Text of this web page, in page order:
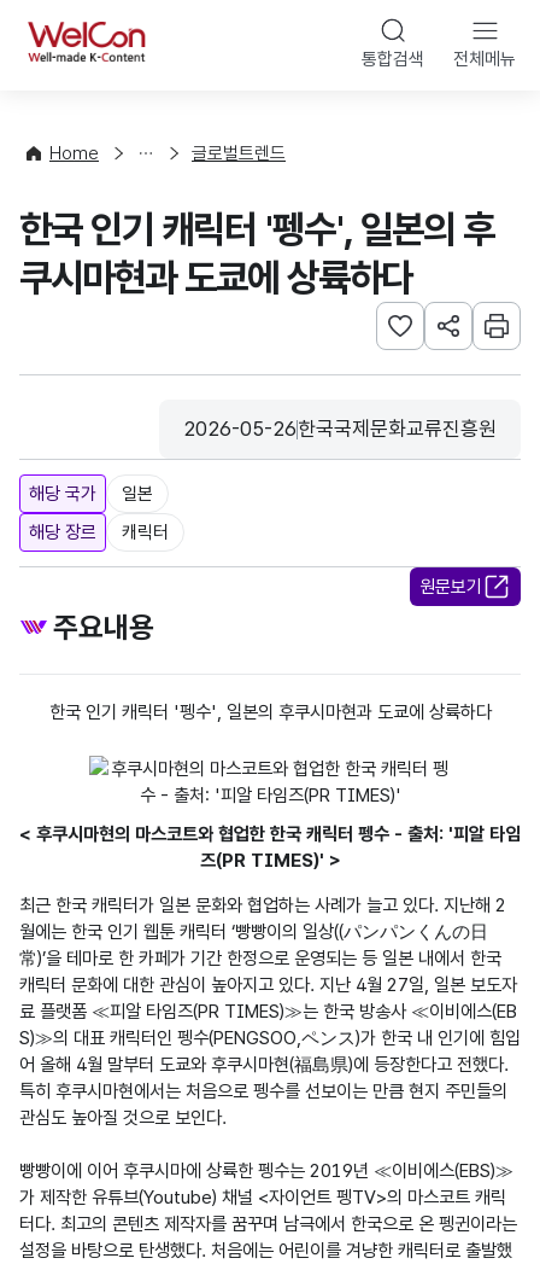
WelCon 통합검색 전체메뉴
Home
향
계
글로벌트렌드
한국 인기 캐릭터 '펭수', 일본의 후
쿠시마현과 도쿄에 상륙하다
관심사 등록하기
URL 공유하
인쇄
등록일
2026-05-26
수집기관
한국국제문화교류진흥원
해당 국가
일본
해당 장르
캐릭터
원문보기
주요내용
한국 인기 캐릭터 '펭수', 일본의 후쿠시마현과 도쿄에 상륙하다
< 후쿠시마현의 마스코트와 협업한 한국 캐릭터 펭수 - 출처: '피알 타임
즈(PR TIMES)' >
최근 한국 캐릭터가 일본 문화와 협업하는 사례가 늘고 있다. 지난해 2
월에는 한국 인기 웹툰 캐릭터 ‘빵빵이의 일상((パンパンくんの日
常)’을 테마로 한 카페가 기간 한정으로 운영되는 등 일본 내에서 한국
캐릭터 문화에 대한 관심이 높아지고 있다. 지난 4월 27일, 일본 보도자
료 플랫폼 ≪피알 타임즈(PR TIMES)≫는 한국 방송사 ≪이비에스(EB
S)≫의 대표 캐릭터인 펭수(PENGSOO,ペンス)가 한국 내 인기에 힘입
어 올해 4월 말부터 도쿄와 후쿠시마현(福島県)에 등장한다고 전했다.
특히 후쿠시마현에서는 처음으로 펭수를 선보이는 만큼 현지 주민들의
관심도 높아질 것으로 보인다.
빵빵이에 이어 후쿠시마에 상륙한 펭수는 2019년 ≪이비에스(EBS)≫
가 제작한 유튜브(Youtube) 채널 <자이언트 펭TV>의 마스코트 캐릭
터다. 최고의 콘텐츠 제작자를 꿈꾸며 남극에서 한국으로 온 펭귄이라는
설정을 바탕으로 탄생했다. 처음에는 어린이를 겨냥한 캐릭터로 출발했